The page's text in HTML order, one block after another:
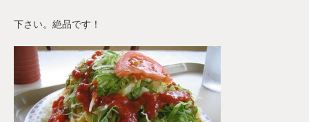
下さい。絶品です！